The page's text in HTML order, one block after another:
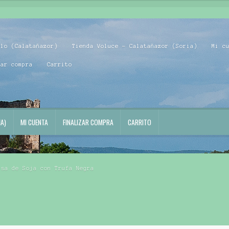
(Calatañazor) Tienda Voluce – Calatañazor (Soria) Mi
compra Carrito
MI CUENTA FINALIZAR COMPRA CARRITO
de Soja con Trufa Negra